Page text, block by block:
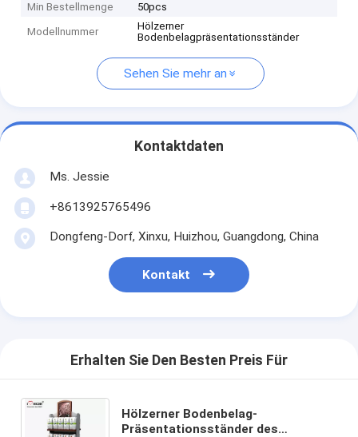
Min Bestellmenge
50pcs
Modellnummer
Hölzerner
Bodenbelagpräsentationsständer
Sehen Sie mehr an
Kontaktdaten
Ms. Jessie
+8613925765496
Dongfeng-Dorf, Xinxu, Huizhou, Guangdong, China
Kontakt
Erhalten Sie Den Besten Preis Für
Hölzerner Bodenbelag-
Präsentationsständer des